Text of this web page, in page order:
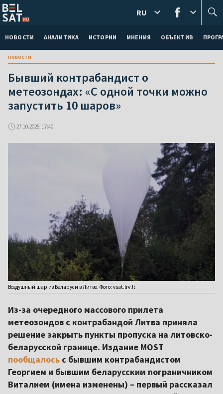
НОВОСТИ АНАЛИТИКА ИСТОРИИ МНЕНИЯ ОБЪЕКТИВ
RU
новости
Бывший контрабандист о
метеозондах: «С одной точки можно
запустить 10 шаров»
27.10.2025, 17:40
Воздушный шар из Беларуси в Литве. Фото: vsat.lrv.lt
Из-за очередного массового прилета
метеозондов с контрабандой Литва приняла
решение закрыть пункты пропуска на литовско-
беларусской границе. Издание MOST
пообщалось с бывшим контрабандистом
Георгием и бывшим беларусским пограничником
Виталием (имена изменены) – первый рассказал